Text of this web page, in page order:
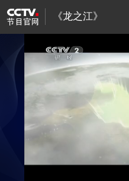
《龙之江》